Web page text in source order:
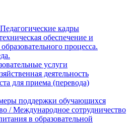
кадры
обеспечение и
процесса.
услуги
деятельность
для приема (перевода)
поддержки обучающихся
/ Международное сотрудничество
в образовательной